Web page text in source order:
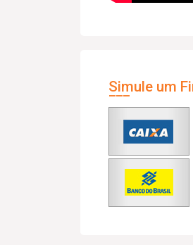
Simule um